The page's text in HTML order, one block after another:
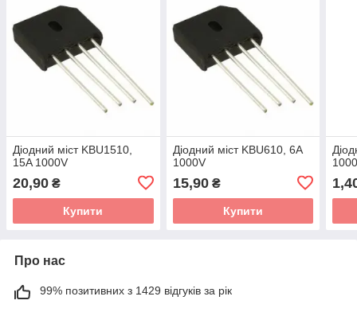
Діодний міст KBU1510,
15A 1000V
20,90 ₴
Купити
Діодний міст KBU610, 6A
1000V
15,90₴
Купити
Про нас
99% позитивних з 1429 відгуків за рік